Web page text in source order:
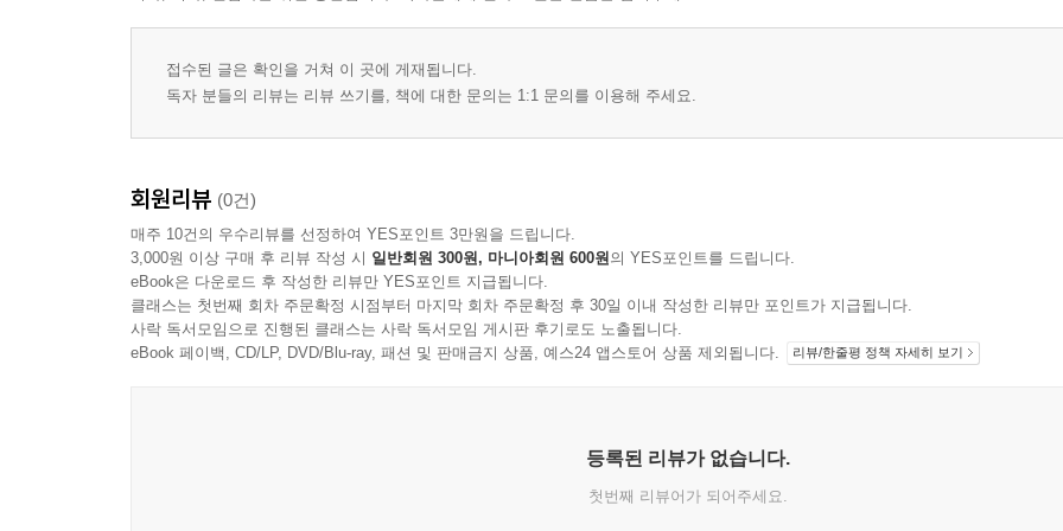
3. 실수
4. 무한을 셈
1. 복소수
퀴즈
6장. 집합
1. 집합의 기초
접수된 글은 확인을 거쳐 이 곳에 게재됩니다.
독자 분들의 리뷰는 리뷰 쓰기를, 책에 대한 문의는 1:1 문의를 이용해 주세요.
회원리뷰 (0건)
매주 10건의 우수리뷰를 선정하여 YES포인트 3만원을 드립니다.
3,000원 이상 구매 후 리뷰 작성 시 일반회원 300원, 마니아회원 600원의 YES포인트를 드립니다.
eBook은 다운로드 후 작성한 리뷰만 YES포인트 지급됩니다.
클래스는 첫번째 회차 주문확정 시점부터 마지막 회차 주문확정 후 30일 이내 작성한 리뷰만 포인트가 지급됩니다.
사락 독서모임으로 진행된 클래스는 사락 독서모임 게시판 후기로도 노출됩니다.
eBook 페이백, CD/LP, DVD/Blu-ray, 패션 및 판매금지 상품, 예스24 앱스토어 상품 제외됩니다.
리뷰/한줄평 정책 자세히 보기
등록된 리뷰가 없습니다.
첫번째 리뷰어가 되어주세요.